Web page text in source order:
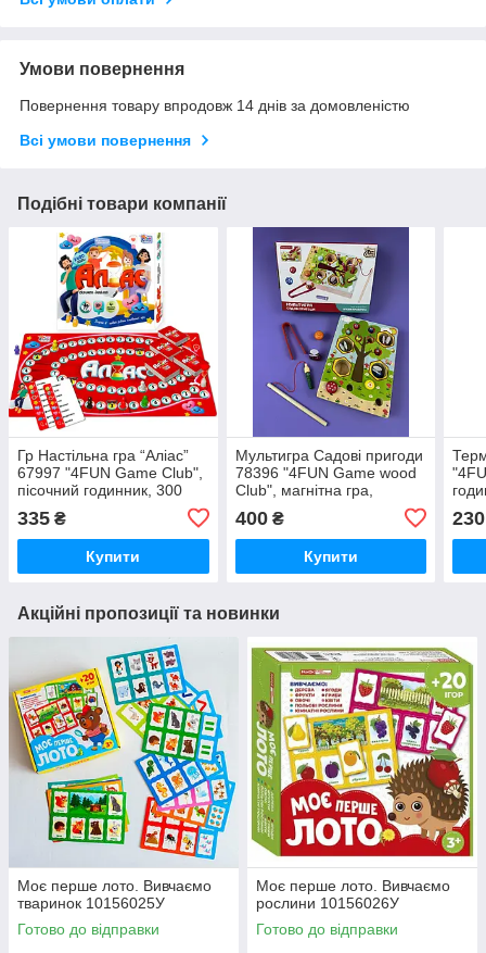
Умови повернення
Повернення товару впродовж 14 днів за домовленістю
Всі умови повернення
Подібні товари компанії
Гр Настільна гра “Аліас”
67997 "4FUN Game Club",
пісочний годинник, 300
фішки, в к
335 ₴
Купити
Мультигра Садові пригоди
78396 "4FUN Game wood
Club", магнітна гра,
коробці
400₴
Купити
230
Акційні пропозиції та новинки
Моє перше лото. Вивчаємо
тваринок 10156025У
Готово до відправки
Моє перше лото. Вивчаємо
рослини 10156026У
Готово до відправки